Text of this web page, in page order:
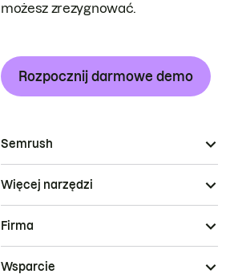
możesz zrezygnować.
Rozpocznij darmowe demo
Semrush
Więcej narzędzi
Firma
Wsparcie